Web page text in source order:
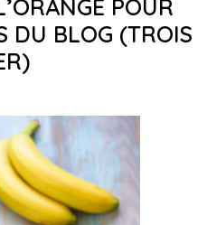
POUR
DU BLOG (TROIS